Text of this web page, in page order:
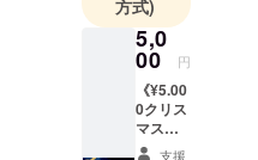
石をLIVE配
信を通じて
ご紹介して
いるコミュ
ニティで
方式)
5,0
00 円
《¥5.00
0クリス
マス特
別宝石
支援